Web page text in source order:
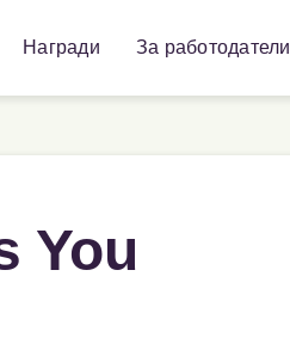
Награди За работодатели
You